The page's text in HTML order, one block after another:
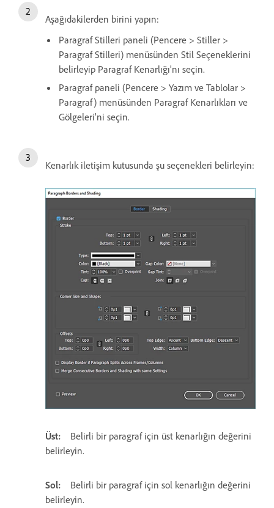
Aşağıdakilerden birini yapın:
Paragraf Stilleri paneli (Pencere > Stiller >
Paragraf Stilleri) menüsünden Stil Seçeneklerini
belirleyip Paragraf Kenarlığı'nı seçin.
Paragraf paneli (Pencere > Yazım ve Tablolar >
Paragraf) menüsünden Paragraf Kenarlıkları ve
Gölgeleri'ni seçin.
Kenarlık iletişim kutusunda şu seçenekleri belirleyin:
Üst:
Belirli bir paragraf için üst kenarlığın değerini
belirleyin.
Sol:
Belirli bir paragraf için sol kenarlığın değerini
belirleyin.